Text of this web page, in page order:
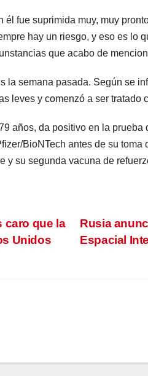
fue suprimida muy, muy
hay un riesgo, y eso es lo
que acabo de
la semana pasada. Según se
leves y comenzó a ser tratado
años, da positivo en la
BioNTech antes de su
y su segunda vacuna de
Rusia
Espacial
caro que la
Unidos